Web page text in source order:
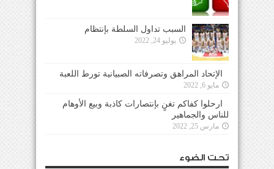
السبب تداول السلطة بإنتظام
يوليو 24, 2022
الإتحاد المراهق وتصرفاته الصبيانية تورط اللعبة
مايو 6, 2022
ارحلوا كفاكم تغنٍ بإنتصارات كاذبة وبيع الأوهام
للناس والجماهير
مارس 25, 2022
تحت الضوء